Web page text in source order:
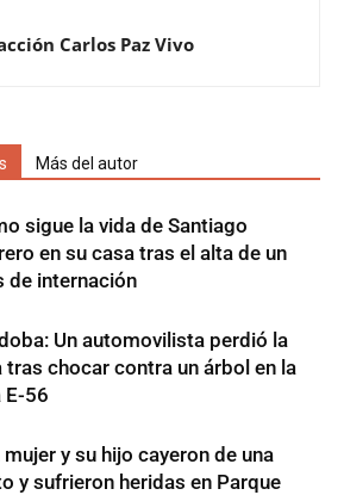
Carlos Paz Vivo
Más del autor
sigue la vida de Santiago
en su casa tras el alta de un
de internación
Un automovilista perdió la
tras chocar contra un árbol en la
E-56
mujer y su hijo cayeron de una
y sufrieron heridas en Parque